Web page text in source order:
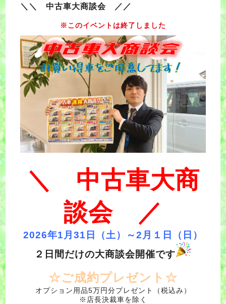
＼＼ 中古車大商談会 ／／
※このイベントは終了しました
＼ 中古車大商
談会 ／
2026年1月31日（土）～2月１日（日）
２日間だけの大商談会開催です
☆ご成約プレゼント☆
オプション用品5万円分プレゼント（税込み）
※店長決裁車を除く